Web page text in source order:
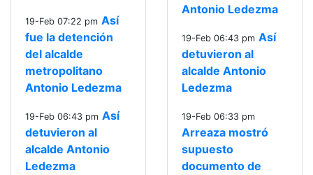
19-Feb 07:22 pm Así
fue la detención
del alcalde
metropolitano
Antonio Ledezma
19-Feb 06:43 pm Así
detuvieron al
alcalde Antonio
Ledezma
Antonio Ledezma
19-Feb 06:43 pm Así
detuvieron al
alcalde Antonio
Ledezma
19-Feb 06:33 pm
Arreaza mostró
supuesto
documento de